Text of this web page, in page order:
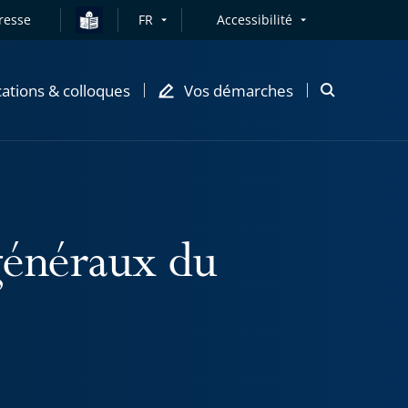
FR Accessibilité
& colloques Vos démarches
Ouvrir
du